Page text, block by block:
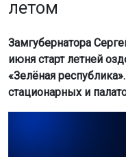
летом
Замгубернатора
июня старт летней
«Зелёная
стационарных и